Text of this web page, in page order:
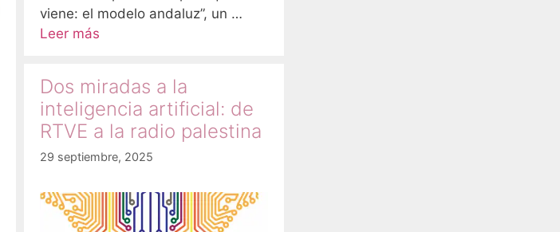
viene: el modelo andaluz”, un …
Leer más
Dos miradas a la
inteligencia artificial: de
RTVE a la radio palestina
29 septiembre, 2025